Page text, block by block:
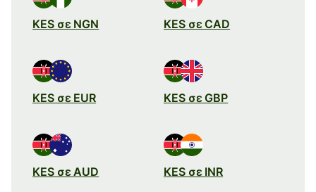
KES σε NGN KES σε CAD
KES σε EUR KES σε GBP
KES σε AUD KES σε INR